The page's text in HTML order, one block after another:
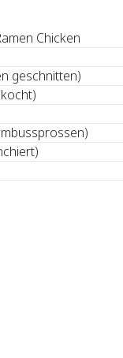
Chicken
geschnitten)